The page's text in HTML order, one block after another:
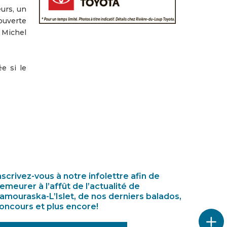
un
si le
vous à notre infolettre afin de
à l’affût de l’actualité de
L’Islet, de nos derniers balados,
et plus encore!